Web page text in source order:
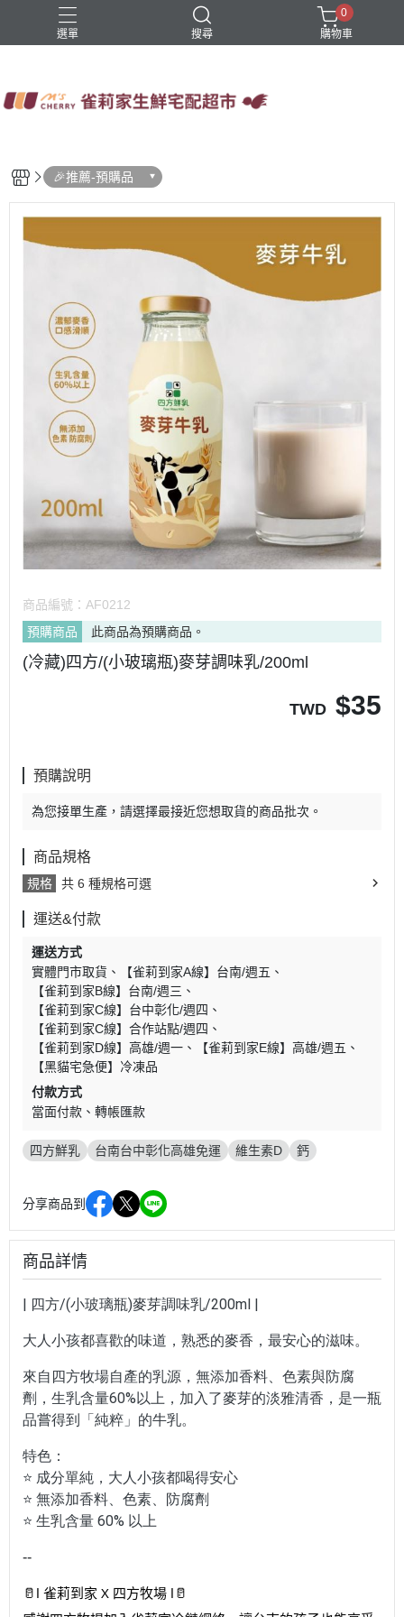
選單 搜尋
0
購物車
🎉推薦-預購品
商品編號： AF0212
預購商品
此商品為預購商品。
(冷藏)四方/(小玻璃瓶)麥芽調味乳/200ml
TWD $35
預購說明
為您接單生產，請選擇最接近您想取貨的商品批次。
商品規格
規格 共 6 種規格可選
運送&付款
運送方式
實體門市取貨
【雀莉到家A線】台南/週五
【雀莉到家B線】台南/週三
【雀莉到家C線】台中彰化/週四
【雀莉到家C線】合作站點/週四
【雀莉到家D線】高雄/週一
【雀莉到家E線】高雄/週五
【黑貓宅急便】冷凍品
付款方式
當面付款
轉帳匯款
四方鮮乳 台南台中彰化高雄免運 維生素D 鈣
分享商品到
商品詳情
| 四方/(小玻璃瓶)麥芽調味乳/200ml |
大人小孩都喜歡的味道，熟悉的麥香，最安心的滋味。
來自四方牧場自產的乳源，無添加香料、色素與防腐
劑，生乳含量60%以上，加入了麥芽的淡雅清香，是一瓶
品嘗得到「純粹」的牛乳。
特色：
⭐ 成分單純，大人小孩都喝得安心
⭐ 無添加香料、色素、防腐劑
⭐ 生乳含量 60% 以上
--
🥛l 雀莉到家 X 四方牧場 l🥛